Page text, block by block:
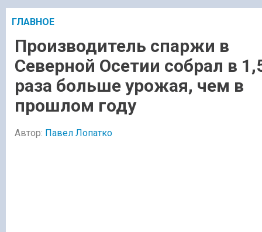
ГЛАВНОЕ
Производитель спаржи в
Северной Осетии собрал в
раза больше урожая, чем в
прошлом году
Автор: Павел Лопатко